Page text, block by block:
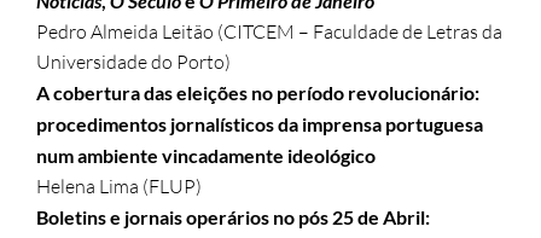
Pedro Almeida Leitão (CITCEM – Faculdade de Letras da
Universidade do Porto)
A cobertura das eleições no período revolucionário:
procedimentos jornalísticos da imprensa portuguesa
num ambiente vincadamente ideológico
Helena Lima (FLUP)
Boletins e jornais operários no pós 25 de Abril: